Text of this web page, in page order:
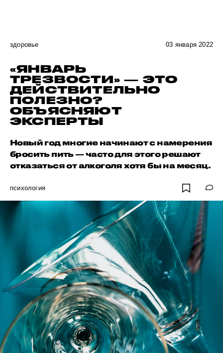
здоровье 03 января 2022
«ЯНВАРЬ
ТРЕЗВОСТИ» — ЭТО
ДЕЙСТВИТЕЛЬНО
ПОЛЕЗНО?
ОБЪЯСНЯЮТ
ЭКСПЕРТЫ
Новый год многие начинают с намерения
бросить пить — часто для этого решают
отказаться от алкоголя хотя бы на месяц.
психология